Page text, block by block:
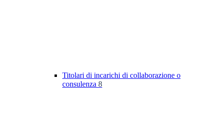
Titolari di incarichi di collaborazione o
consulenza 8